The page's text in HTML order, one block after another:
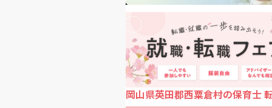
岡山県英田郡西粟倉村の保育士